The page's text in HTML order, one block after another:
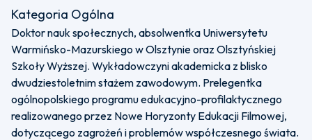
Kategoria Ogólna
Doktor nauk społecznych, absolwentka Uniwersytetu
Warmińsko-Mazurskiego w Olsztynie oraz Olsztyńskiej
Szkoły Wyższej. Wykładowczyni akademicka z blisko
dwudziestoletnim stażem zawodowym. Prelegentka
ogólnopolskiego programu edukacyjno-profilaktycznego
realizowanego przez Nowe Horyzonty Edukacji Filmowej,
dotyczącego zagrożeń i problemów współczesnego świata.